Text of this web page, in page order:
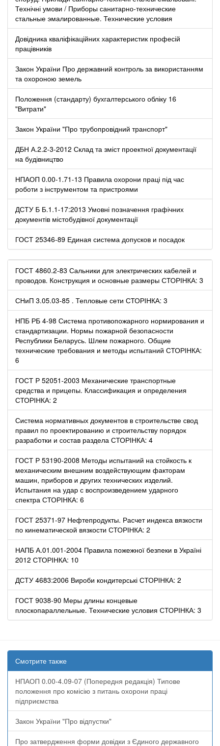
Технічні умови / Приборы санитарно-технические
стальные эмалированные. Технические условия
Довідника кваліфікаційних характеристик професій
працівників
Закон України Про державний контроль за використанням
та охороною земель
Положення (стандарту) бухгалтерського обліку 16
"Витрати"
Закон України "Про трубопровідний транспорт"
ДБН А.2.2-3-2012 Склад та зміст проектної документації
на будівництво
НПАОП 0.00-1.71-13 Правила охорони праці під час
роботи з інструментом та пристроями
ДСТУ Б Б.1.1-17:2013 Умовні позначення графічних
документів містобудівної документації
ГОСТ 25346-89 Единая система допусков и посадок
ГОСТ 4860.2-83 Сальники для электрических кабелей и
проводов. Конструкция и основные размеры СТОРІНКА: 3
СНиП 3.05.03-85 . Тепловые сети СТОРІНКА: 3
НПБ РБ 4-98 Система противопожарного нормирования и
стандартизации. Нормы пожарной безопасности
Республики Беларусь. Шлем пожарного. Общие
технические требования и методы испытаний СТОРІНКА:
6
ГОСТ Р 52051-2003 Механические транспортные
средства и прицепы. Классификация и определения
СТОРІНКА: 2
Система нормативных документов в строительстве свод
правил по проектированию и строительству порядок
разработки и состав раздела СТОРІНКА: 4
ГОСТ Р 53190-2008 Методы испытаний на стойкость к
механическим внешним воздействующим факторам
машин, приборов и других технических изделий.
Испытания на удар с воспроизведением ударного
спектра СТОРІНКА: 6
ГОСТ 25371-97 Нефтепродукты. Расчет индекса вязкости
по кинематической вязкости СТОРІНКА: 2
НАПБ А.01.001-2004 Правила пожежної безпеки в Україні
2012 СТОРІНКА: 10
ДСТУ 4683:2006 Вироби кондитерські СТОРІНКА: 2
ГОСТ 9038-90 Меры длины концевые
плоскопараллельные. Технические условия СТОРІНКА: 3
Смотрите также
НПАОП 0.00-4.09-07 (Попередня редакція) Типове
положення про комісію з питань охорони праці
підприємства
Закон України "Про відпустки"
Про затвердження форми довідки з Єдиного державного